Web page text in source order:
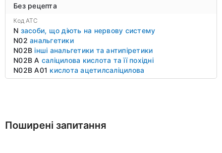
Без рецепта
Код ATC
N засоби, що діють на нервову систему
N02 анальгетики
N02B інші анальгетики та антипіретики
N02B A саліцилова кислота та її похідні
N02B A01 кислота ацетилсаліцилова
Поширені запитання